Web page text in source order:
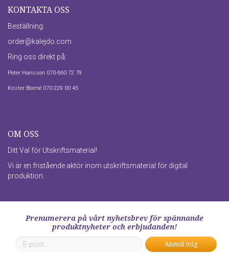
KONTAKTA OSS
Beställning:
order@kalejdo.com
Ring oss direkt på:
Peter Hansson 070-660 72 79
Krister Blomé 070-229 00 45
OM OSS
Ditt Val för Utskriftsmaterial!
Vi är en fristående aktör inom utskriftsmaterial för digital
produktion.
Prenumerera på vårt nyhetsbrev för spännande
produktnyheter och erbjudanden!
Anmäl mig